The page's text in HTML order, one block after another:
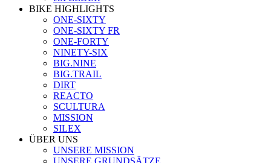
BIKE HIGHLIGHTS
ONE-SIXTY
ONE-SIXTY FR
ONE-FORTY
NINETY-SIX
BIG.NINE
BIG.TRAIL
DIRT
REACTO
SCULTURA
MISSION
SILEX
ÜBER UNS
UNSERE MISSION
UNSERE GRUNDSÄTZE